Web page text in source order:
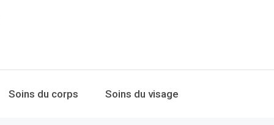
Soins du corps Soins du visage